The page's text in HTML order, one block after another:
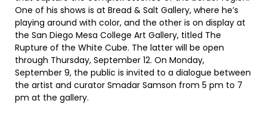
One of his shows is at Bread & Salt Gallery, where he’s
playing around with color, and the other is on display at
the San Diego Mesa College Art Gallery, titled The
Rupture of the White Cube. The latter will be open
through Thursday, September 12. On Monday,
September 9, the public is invited to a dialogue between
the artist and curator Smadar Samson from 5 pm to 7
pm at the gallery.